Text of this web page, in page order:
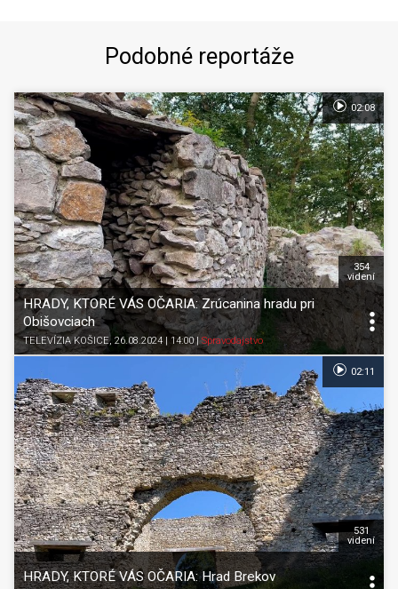
Podobné reportáže
HRADY, KTORÉ VÁS OČARIA: Zrúcanina hradu pri
Obišovciach
TELEVÍZIA KOŠICE, 26.08.2024 | 14:00| Spravodajstvo
354
videní
02:08
HRADY, KTORÉ VÁS OČARIA: Hrad Brekov
531
videní
02:11